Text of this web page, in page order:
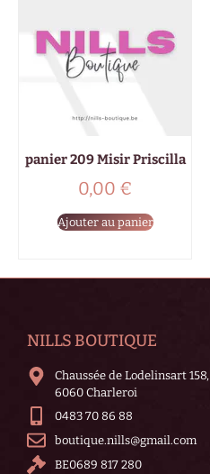
panier 209 Misir Priscilla
0,00 €
Ajouter au panier
NILLS BOUTIQUE
Chaussée de Lodelinsart 158,
6060 Charleroi
0483 70 86 88
boutique.nills@gmail.com
BE0689 817 280